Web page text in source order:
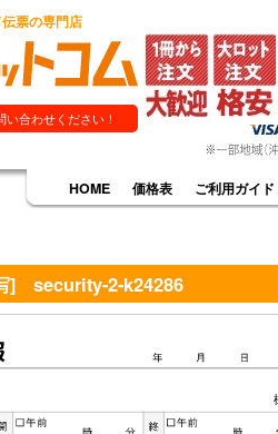
票の専門店
合わせください！
HOME 価格表 ご利用ガイド
] security-2-k24286